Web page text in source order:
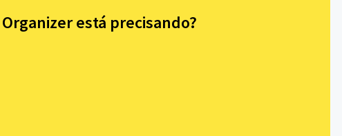
está precisando?